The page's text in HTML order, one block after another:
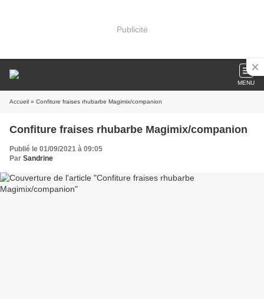
Publicité
MENU
Accueil » Confiture fraises rhubarbe Magimix/companion
Confiture fraises rhubarbe Magimix/companion
Publié le 01/09/2021 à 09:05
Par Sandrine